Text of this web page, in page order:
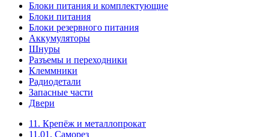
Блоки питания и комплектующие
Блоки питания
Блоки резервного питания
Аккумуляторы
Шнуры
Разъемы и переходники
Клеммники
Радиодетали
Запасные части
Двери
11. Крепёж и металлопрокат
11.01. Саморез